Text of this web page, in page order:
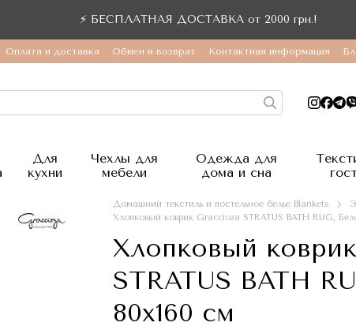
⚡ БЕСПЛАТНАЯ ДОСТАВКА от 2000 грн.!
Оплата и доставка Обмен и возврат Контактная информация
Для
кухни
Чехлы для
мебели
Одежда для
дома и сна
Домашний текстиль и постельное белье Blankets
Хлопковый коврик Graccioza STRATUS BATH RUG,
Хлопковый
STRATUS BATH
80x160 см